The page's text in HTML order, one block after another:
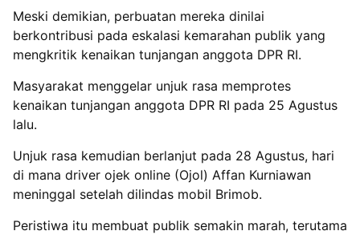
Meski demikian, perbuatan mereka dinilai
berkontribusi pada eskalasi kemarahan publik yang
mengkritik kenaikan tunjangan anggota DPR RI.
Masyarakat menggelar unjuk rasa memprotes
kenaikan tunjangan anggota DPR RI pada 25 Agustus
lalu.
Unjuk rasa kemudian berlanjut pada 28 Agustus, hari
di mana driver ojek online (Ojol) Affan Kurniawan
meninggal setelah dilindas mobil Brimob.
Peristiwa itu membuat publik semakin marah, terutama